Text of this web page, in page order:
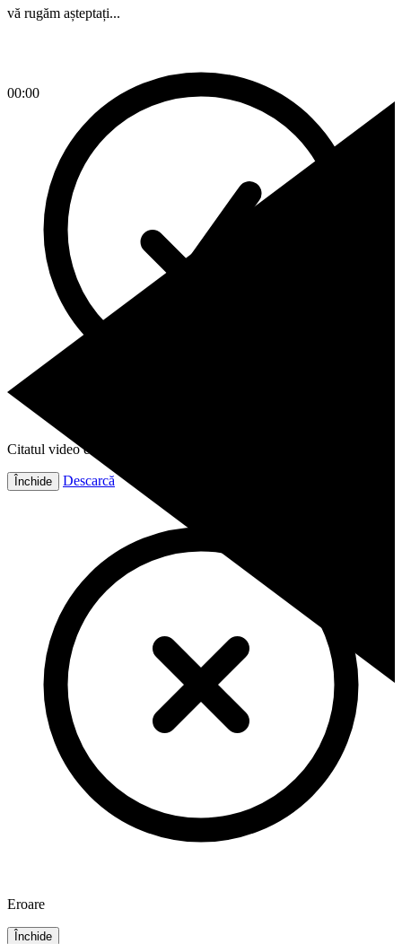
00:00
vă rugăm așteptați...
Citatul video este gata!
Închide Descarcă
Eroare
Închide